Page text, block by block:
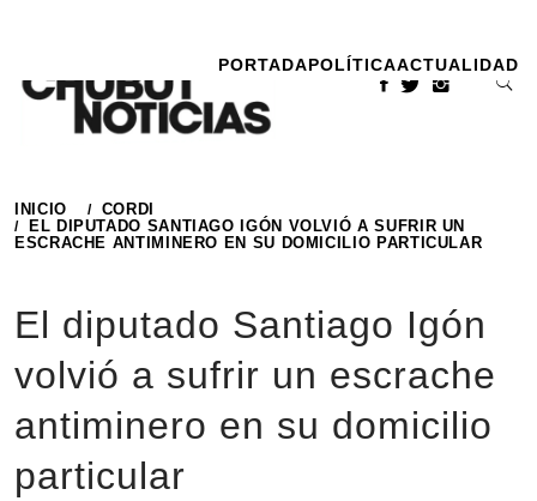
contenido
PORTADAPOLÍTICAACTUALIDAD
INICIO
CORDI
EL DIPUTADO SANTIAGO IGÓN VOLVIÓ A SUFRIR UN
ESCRACHE ANTIMINERO EN SU DOMICILIO PARTICULAR
El diputado Santiago Igón
volvió a sufrir un escrache
antiminero en su domicilio
particular